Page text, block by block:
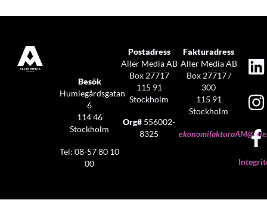
Besök
Humlegårdsgatan
6
114 46
Stockholm
Tel: 08-57 80 10
00
Postadress
Aller Media AB
Box 27717
115 91
Stockholm
Org# 556002-
8325
Fakturadress
Aller Media AB
Box 27717 /
300
115 91
Stockholm